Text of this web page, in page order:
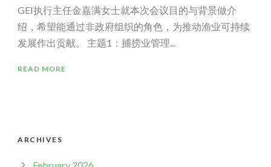
GEI执行主任金嘉满女士就本次会议目的与背景做介
绍，希望能通过非政府组织的角色，为推动渔业可持续
发展作出贡献。 主题1：捕捞业管理...
READ MORE
ARCHIVES